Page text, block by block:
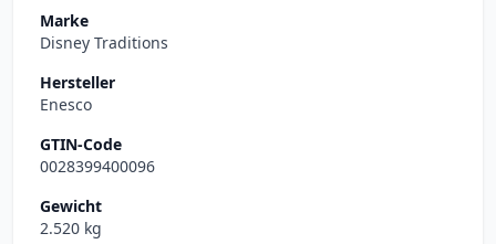
Marke
Disney Traditions
Hersteller
Enesco
GTIN-Code
0028399400096
Gewicht
2.520 kg